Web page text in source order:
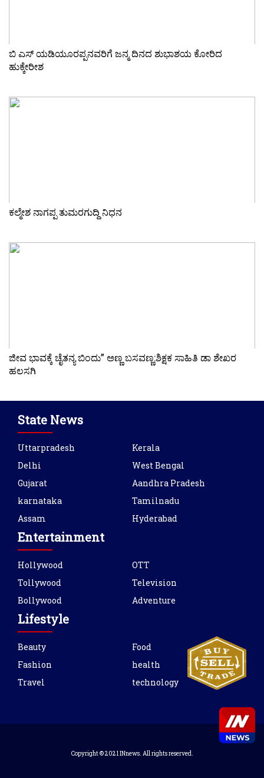
ಬಿ ಎಸ್ ಯಡಿಯೂರಪ್ಪನವರಿಗೆ ಜನ್ಮ ದಿನದ ಶುಭಾಶಯ ಕೋರಿದ
ಹುಕ್ಕೇರೀಶ
ಕಲ್ಮೇಶ ನಾಗಪ್ಪ ತುಮರಗುದ್ದಿ ನಿಧನ
ಜೀವ ಭಾವಕ್ಕೆ ಚೈತನ್ಯ ಬಿಂದು” ಅಣ್ಣ ಬಸವಣ್ಣ:ಶಿಕ್ಷಕ ಸಾಹಿತಿ ಡಾ ಶೇಖರ
ಹಲಸಗಿ
State News
Uttarpradesh
Delhi
Gujarat
karnataka
Assam
Kerala
West Bengal
Aandhra Pradesh
Tamilnadu
Hyderabad
Entertainment
Hollywood
Tollywood
Bollywood
OTT
Television
Adventure
Lifestyle
Beauty
Fashion
Travel
Food
health
technology
Copyright © 2021 INnews. All rights reserved.